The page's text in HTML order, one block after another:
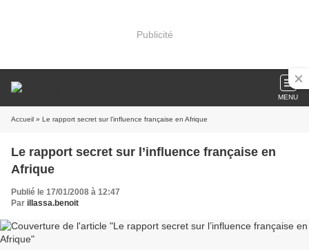
Publicité
MENU
Accueil » Le rapport secret sur l’influence française en Afrique
Le rapport secret sur l’influence française en
Afrique
Publié le 17/01/2008 à 12:47
Par illassa.benoit